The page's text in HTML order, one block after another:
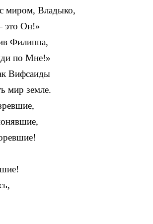
миром, Владыко,
это Он!»
Филиппа,
по Мне!»
Вифсаиды
мир земле.